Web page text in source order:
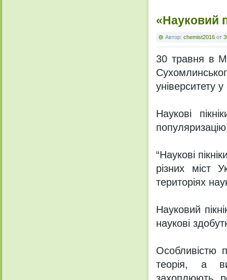
«Науковий
Автор: chemist2016 от
30 травня в
університету
Наукові
“Наукові
різних міст
територіях
Науковий
наукові
Особливістю
теорія, а